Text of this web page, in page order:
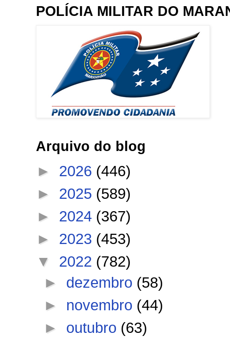
POLÍCIA MILITAR DO
Arquivo do blog
► 2026 (446)
► 2025 (589)
► 2024 (367)
► 2023 (453)
▼ 2022 (782)
► dezembro (58)
► novembro (44)
► outubro (63)